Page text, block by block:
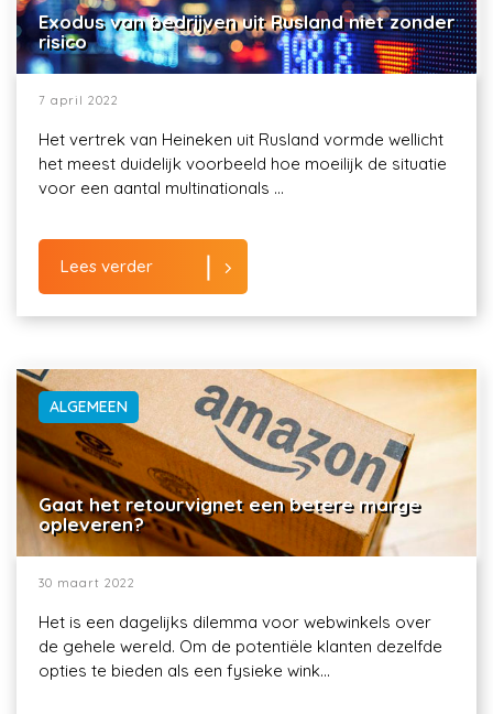
Exodus van bedrijven uit Rusland niet zonder
risico
7 april 2022
Het vertrek van Heineken uit Rusland vormde wellicht
het meest duidelijk voorbeeld hoe moeilijk de situatie
voor een aantal multinationals ...
Lees verder
ALGEMEEN
Gaat het retourvignet een betere marge
opleveren?
30 maart 2022
Het is een dagelijks dilemma voor webwinkels over
de gehele wereld. Om de potentiële klanten dezelfde
opties te bieden als een fysieke wink...